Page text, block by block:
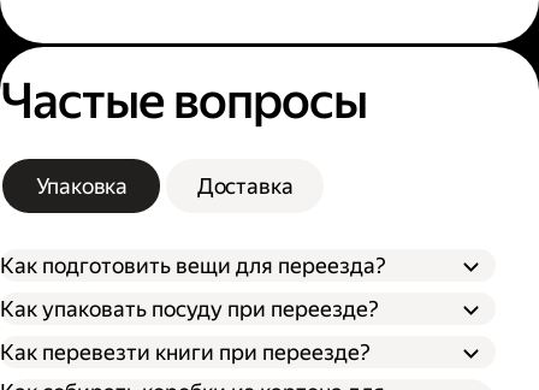
Частые вопросы
Упаковка Доставка
Как подготовить вещи для переезда?
Сначала упакуйте предметы интерьера,
обувь и одежду, которые не понадобятся в
Как упаковать посуду при переезде?
Застелите дно коробки поролоном,
синтепоном или другим мягким
Как перевезти книги при переезде?